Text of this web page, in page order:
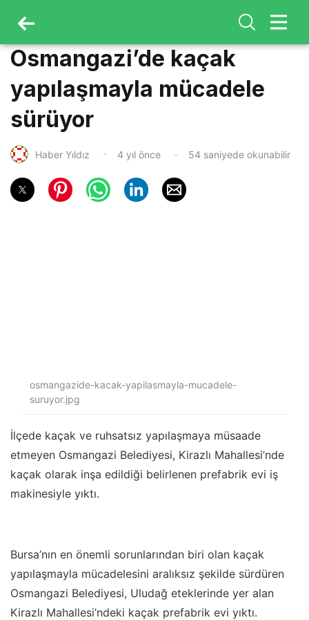
Osmangazi’de kaçak
yapılaşmayla mücadele
sürüyor
Haber Yıldız 4 yıl önce 54 saniyede okunabilir
osmangazide-kacak-yapilasmayla-mucadele-
suruyor.jpg
İlçede kaçak ve ruhsatsız yapılaşmaya müsaade
etmeyen Osmangazi Belediyesi, Kirazlı Mahallesi’nde
kaçak olarak inşa edildiği belirlenen prefabrik evi iş
makinesiyle yıktı.
Bursa’nın en önemli sorunlarından biri olan kaçak
yapılaşmayla mücadelesini aralıksız şekilde sürdüren
Osmangazi Belediyesi, Uludağ eteklerinde yer alan
Kirazlı Mahallesi’ndeki kaçak prefabrik evi yıktı.